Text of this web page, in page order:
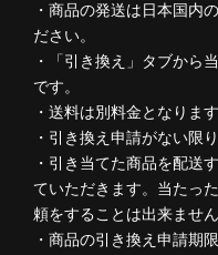
・商品の発送は日本国内
ださい。
・「引き換え」タブから
です。
・送料は別料金となりま
・引き換え申請がない限
・引き当てた商品を配送
ていただきます。当たっ
頼をすることは出来ません
・商品の引き換え申請期